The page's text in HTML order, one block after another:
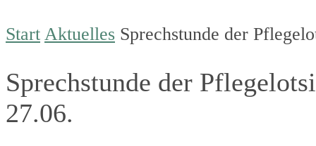
Start Aktuelles Sprechstunde der
Sprechstunde der
27.06.